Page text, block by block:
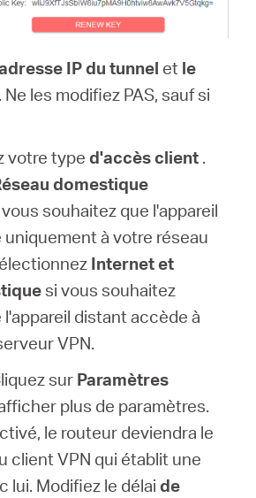
IP du tunnel et le
. Ne les modifiez PAS, sauf si
votre typed'accès client .
domestique
souhaitez que l'appareil
à votre réseau
Internet et
si vous souhaitez
distant accède à
VPN.
sur Paramètres
plus de paramètres.
le routeur deviendra le
client VPN qui établit une
lui. Modifiez le délaide